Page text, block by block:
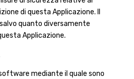
di questa Applicazione. Il
quanto diversamente
Applicazione.
mediante il quale sono